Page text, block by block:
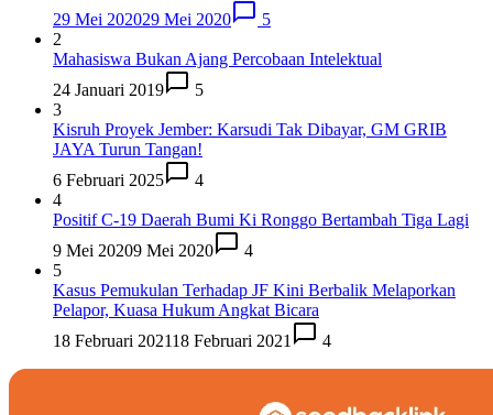
29 Mei 202029 Mei 2020
5
2
Mahasiswa Bukan Ajang Percobaan Intelektual
24 Januari 2019
5
3
Kisruh Proyek Jember: Karsudi Tak Dibayar, GM GRIB
JAYA Turun Tangan!
6 Februari 2025
4
4
Positif C-19 Daerah Bumi Ki Ronggo Bertambah Tiga Lagi
9 Mei 20209 Mei 2020
4
5
Kasus Pemukulan Terhadap JF Kini Berbalik Melaporkan
Pelapor, Kuasa Hukum Angkat Bicara
18 Februari 202118 Februari 2021 4